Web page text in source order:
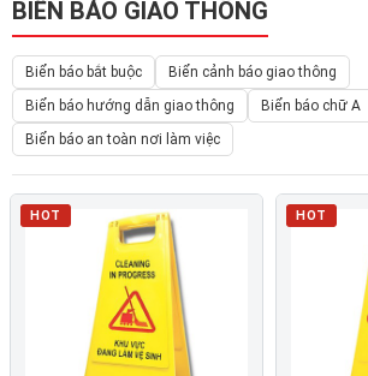
BIỂN BÁO GIAO THÔNG
Biển báo bắt buộc
Biển cảnh báo giao thông
Biển báo hướng dẫn giao thông
Biển báo chữ A
Biển báo an toàn nơi làm việc
HOT HOT